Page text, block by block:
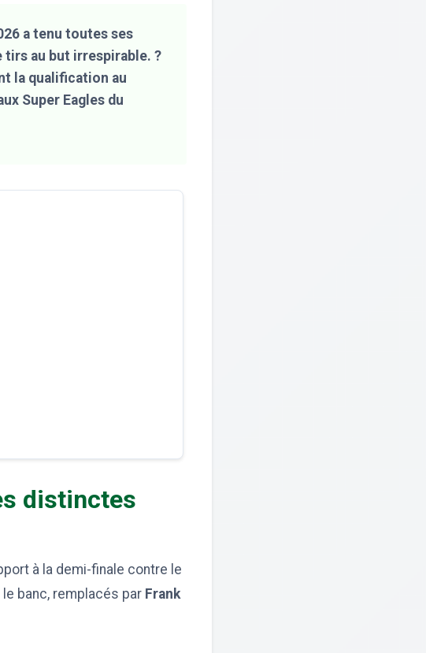
a tenu toutes ses
tirs au but irrespirable. ?
la qualification au
Super Eagles du
distinctes
à la demi-finale contre le
banc, remplacés par Frank